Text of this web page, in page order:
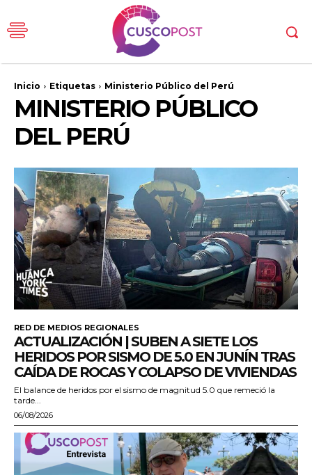
Inicio Etiquetas Ministerio Público del Perú
MINISTERIO PÚBLICO
DEL PERÚ
RED DE MEDIOS REGIONALES
ACTUALIZACIÓN | SUBEN A SIETE LOS
HERIDOS POR SISMO DE 5.0 EN JUNÍN TRAS
CAÍDA DE ROCAS Y COLAPSO DE VIVIENDAS
El balance de heridos por el sismo de magnitud 5.0 que remeció la
tarde...
06/08/2026